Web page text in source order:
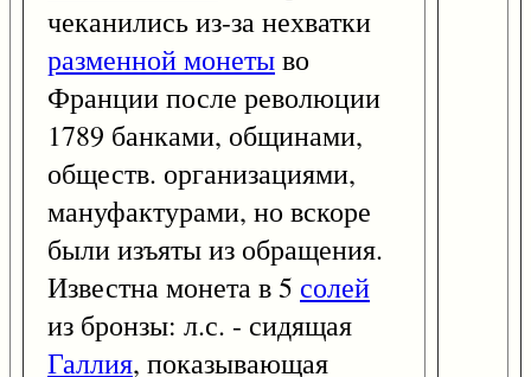
чеканились из-за нехватки
разменной монетыво
Франции после революции
1789 банками, общинами,
обществ. организациями,
мануфактурами, но вскоре
были изъяты из обращения.
Известна монета в 5 солей
из бронзы: л.с. - сидящая
Галлия, показывающая